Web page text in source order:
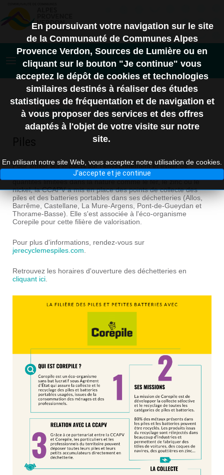
Accueil Environnement
Gestion des déchets
Les déchetteries
Environnement
Gestion des déchets
Les déchetteries
Filières Les piles Piles
Pour limiter les impacts sur l’environnement et éviter de
gaspiller des ressources naturelles rares et présentes en
quantités limitées dans la nature comme le fer, le zinc ou le
nickel, la CCAPV a mis en place des points de collecte des
piles et des batteries portables dans ses déchetteries (Allos,
Barrême, Castellane, La Mure-Argens, Pont-de-Gueydan et
Thorame-Basse). Elle s'est associée à l'éco-organisme
Corepile pour cette filière de valorisation.
Pour plus d'informations, rendez-vous sur
jerecyclemespiles.com
Retrouvez les horaires d'ouverture des déchetteries en
cliquant ici
En poursuivant votre navigation sur le site
de la Communauté de Communes Alpes
Provence Verdon, Sources de Lumière ou en
cliquant sur le bouton "Je continue" vous
acceptez le dépôt de cookies et technologies
similaires destinés à réaliser des études
statistiques de fréquentation et de navigation et
à vous proposer des services et des offres
adaptés à l'objet de votre visite sur notre
site.
En utilisant notre site Web, vous acceptez notre utilisation de cookies.
J'accepte et je continue